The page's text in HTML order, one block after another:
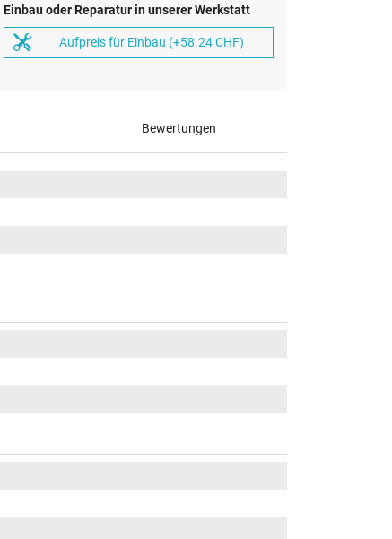
Einbau oder Reparatur in unserer Werkstatt
Aufpreis für Einbau (+58.24 CHF)
Bewertungen